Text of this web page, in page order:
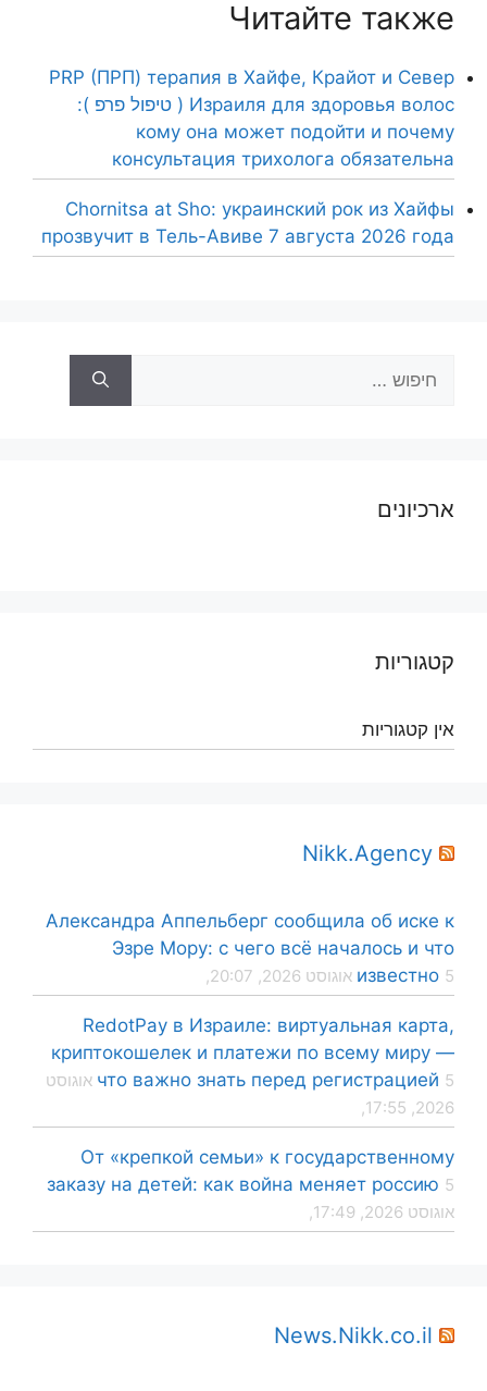
Читайте также
PRP (ПРП) терапия в Хайфе, Крайот и Север
Израиля для здоровья волос ( טיפול פרפ ):
кому она может подойти и почему
консультация трихолога обязательна
Chornitsa at Sho: украинский рок из Хайфы
прозвучит в Тель-Авиве 7 августа 2026 года
ארכיונים
קטגוריות
אין קטגוריות
Nikk.Agency
Александра Аппельберг сообщила об иске к
Эзре Мору: с чего всё началось и что
известно 5 אוגוסט 2026, 20:07,
RedotPay в Израиле: виртуальная карта,
криптокошелек и платежи по всему миру —
что важно знать перед регистрацией 5 אוגוסט
2026, 17:55,
От «крепкой семьи» к государственному
заказу на детей: как война меняет россию 5
אוגוסט 2026, 17:49,
News.Nikk.co.il